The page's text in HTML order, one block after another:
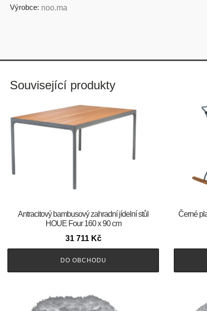
Výrobce: noo.ma
Související produkty
Antracitový bambusový zahradní jídelní stůl
HOUE Four 160 x 90 cm
31 711 Kč
DO OBCHODU
Černé